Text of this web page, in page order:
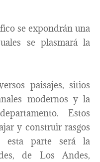
se expondrán una
se plasmará la
paisajes, sitios
modernos y la
Estos
y construir rasgos
esta parte será la
de Los Andes,